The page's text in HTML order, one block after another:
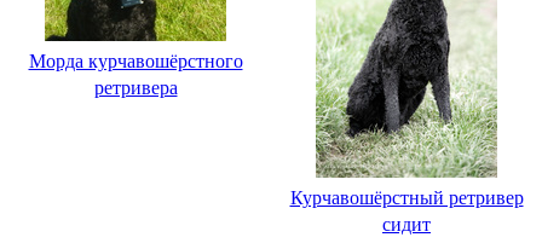
Морда курчавошёрстного
ретривера
Курчавошёрстный ретривер
сидит